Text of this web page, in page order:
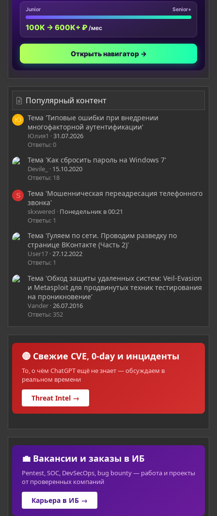
Junior Senior+
100K → 600K+ ₽ /мес
Открыть навигатор →
Популярный контент
Ю
Тема 'Типовые ошибки при внедрении
многофакторной аутентификации'
Юлия1
31.07.2026
Ответы: 0
Тема 'Как сбросить пароль на Windows 7'
Devile_
15.10.2020
Ответы: 18
S
Тема 'Мошенническая переадресация телефонного
звонка'
skxwered
Понедельник в 00:21
Ответы: 1
Тема 'Гуляем по сети. Проводим разведку по
странице ВКонтакте (Часть 2)'
User17 27.12.2022
Ответы: 1
Тема 'Обход защиты удаленных систем: Veil-Evasion
и Metasploit для продвинутых техник тестирования
на проникновение'
Vander 26.07.2016
Ответы: 352
🔴 Свежие CVE, 0-day и инциденты
То, о чём ChatGPT ещё не знает — обсуждаем в
реальном времени
Threat Intel →
💼 Вакансии и заказы в ИБ
Pentest, SOC, DevSecOps, bug bounty — работа и проекты
от проверенных компаний
Карьера в ИБ →